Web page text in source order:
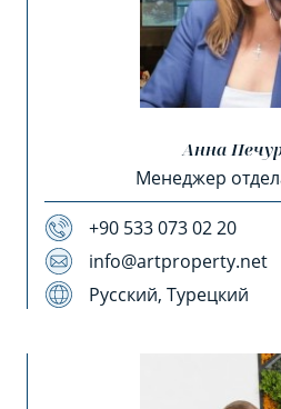
Анна
Менеджер
+90 533 073 02 20
info@artproperty.net
Русский, Турецкий